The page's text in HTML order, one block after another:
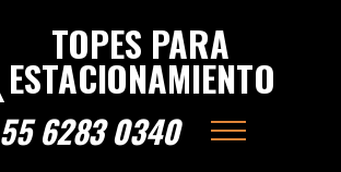
TOPES PARA
ESTACIONAMIENTO
55 6283 0340